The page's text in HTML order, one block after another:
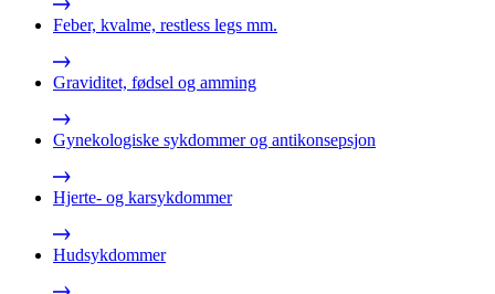
Feber, kvalme, restless legs mm.
Graviditet, fødsel og amming
Gynekologiske sykdommer og antikonsepsjon
Hjerte- og karsykdommer
Hudsykdommer